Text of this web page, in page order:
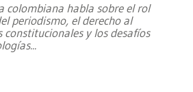
colombiana habla sobre el rol
periodismo, el derecho al
y los desafíos
...